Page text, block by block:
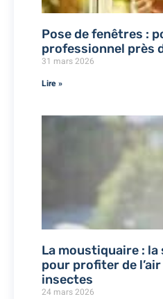
Pose de fenêtres :
professionnel près
31 mars 2026
Lire »
La moustiquaire :
pour profiter de
insectes
24 mars 2026